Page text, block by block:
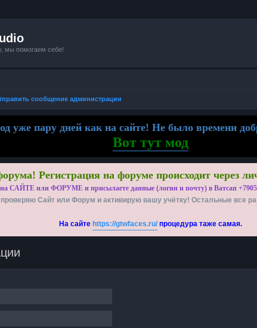
мы помогаем себе!
сообщение администрации
уже пару дней как на сайте! Не было времени
Вот тут мод
Регистрация на форуме происходит через
на САЙТЕ или ФОРУМЕ и присылаете данные (логин и почту) в Ватсап
Сайт или Форум и активирую вашу учётку! Остальные все
На сайте https://gtwfaces.ru/процедура таже самая.